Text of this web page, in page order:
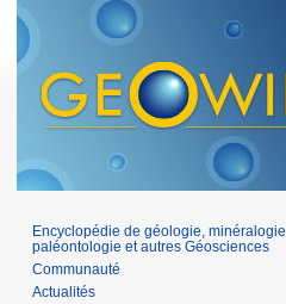
Encyclopédie de géologie, minéralogie,
paléontologie et autres Géosciences
Communauté
Actualités